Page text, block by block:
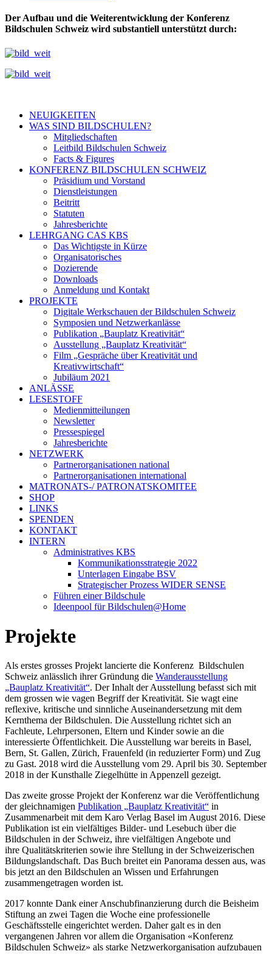
Der Aufbau und die Weiterentwicklung der Konferenz
Bildschulen Schweiz wird substantiell unterstützt durch:
NEUIGKEITEN
WAS SIND BILDSCHULEN?
Mitgliedschaften
Leitbild Bildschulen Schweiz
Facts & Figures
KONFERENZ BILDSCHULEN SCHWEIZ
Präsidium und Vorstand
Dienstleistungen
Beitritt
Statuten
Jahresberichte
LEHRGANG CAS KBS
Das Wichtigste in Kürze
Organisatorisches
Dozierende
Downloads
Anmeldung und Kontakt
PROJEKTE
Digitale Werkschauen der Bildschulen Schweiz
Symposien und Netzwerkanlässe
Publikation „Bauplatz Kreativität“
Ausstellung „Bauplatz Kreativität“
Film „Gespräche über Kreativität und
Kreativwirtschaft“
Jubiläum 2021
ANLÄSSE
LESESTOFF
Medienmitteilungen
Newsletter
Pressespiegel
Jahresberichte
NETZWERK
Partnerorganisationen national
Partnerorganisationen international
MATRONATS-/ PATRONATSKOMITEE
SHOP
LINKS
SPENDEN
KONTAKT
INTERN
Administratives KBS
Kommunikationsstrategie 2022
Unterlagen Eingabe BSV
Strategischer Prozess WIDER SENSE
Führen einer Bildschule
Ideenpool für Bildschulen@Home
Projekte
Als erstes grosses Projekt lancierte die Konferenz Bildschulen
Schweiz anlässlich ihrer Gründung die Wanderausstellung
„Bauplatz Kreativität“. Der Inhalt der Ausstellung befasst sich mit
dem grossen wie vagen Begriff der Kreativität. Sie wagt eine
reflexive, kritische und sinnliche Auseinandersetzung mit dem
Kernthema der Bildschulen. Die Ausstellung richtet sich an
Fachleute, Lehrpersonen, Eltern und Kinder sowie an die
interessierte Öffentlichkeit. Die Ausstellung war bereits in Basel,
Bern, St. Gallen, Zürich, Frauenfeld (in reduzierter Form) und Zug
zu Gast. 2018 wird die Ausstellung vom 29. April bis 30. September
2018 in der Kunsthalle Ziegelhütte in Appenzell gezeigt.
Das zweite grosse Projekt der Konferenz war die Veröffentlichung
der gleichnamigen Publikation „Bauplatz Kreativität“ in
Zusammenarbeit mit dem Karo Verlag Basel im August 2016. Diese
Publikation ist ein vielfältiges Bilder- und Lesebuch über die
Bildschulen in der Schweiz, ihre vielfältigen Angebote und
ihre Qualitätskriterien sowie ihre Stellung in der Schweizerischen
Bildungslandschaft. Das Buch breitet ein Panorama dessen aus, was
bis jetzt an den Bildschulen an Wissen und Erfahrungen
zusammengetragen worden ist.
2017 konnte Dank einer Anschubfinanzierung durch die Beisheim
Stiftung an zwei Tagen die Woche eine professionelle
Geschäftsstelle eingerichtet werden. Daher galt es in den
vergangenen Jahren vor allem die Organisation «Konferenz
Bildschulen Schweiz» als starke Netzwerkorganisation aufzubauen